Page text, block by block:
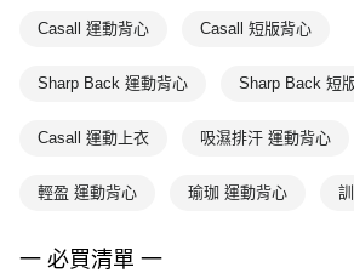
Casall 運動背心 Casall 短版背心
Sharp Back 運動背心 Sharp Back 短
Casall 運動上衣 吸濕排汗 運動背心
輕盈 運動背心 瑜珈 運動背心
一 必買清單 一